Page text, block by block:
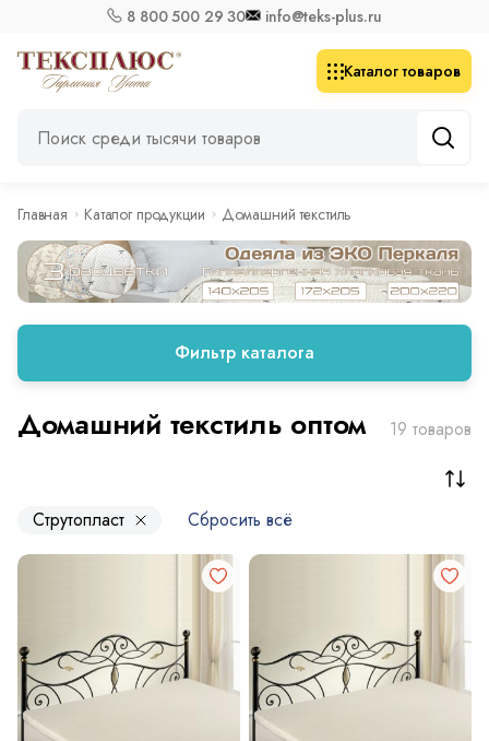
8 800 500 29 30 info@teks-plus.ru
Каталог товаров
Главная Каталог продукции Домашний текстиль
Фильтр каталога
Домашний текстиль оптом 19 товаров
Струтопласт Сбросить всё